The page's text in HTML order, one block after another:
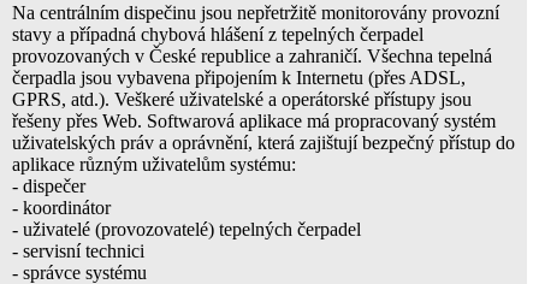
Na centrálním dispečinu jsou nepřetržitě monitorovány provozní
stavy a případná chybová hlášení z tepelných čerpadel
provozovaných v České republice a zahraničí. Všechna tepelná
čerpadla jsou vybavena připojením k Internetu (přes ADSL,
GPRS, atd.). Veškeré uživatelské a operátorské přístupy jsou
řešeny přes Web. Softwarová aplikace má propracovaný systém
uživatelských práv a oprávnění, která zajištují bezpečný přístup do
aplikace různým uživatelům systému:
- dispečer
- koordinátor
- uživatelé (provozovatelé) tepelných čerpadel
- servisní technici
- správce systému